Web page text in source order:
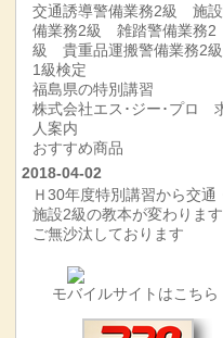
交通誘導警備業務2級 施
備業務2級 雑踏警備業務2
級 貴重品運搬警備業務2
1級検定
福島県の特別講習
株式会社エス･ジー･プロ
人案内
おすすめ商品
2018-04-02
Ｈ30年度特別講習から交通
施設2級の教本が変わります
ご無沙汰しております
モバイルサイトはこちら